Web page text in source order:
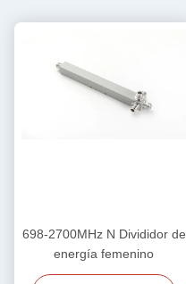
698-2700MHz N Divididor de
energía femenino